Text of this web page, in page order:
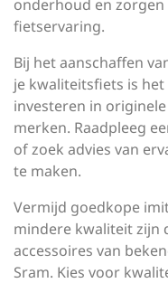
onderhoud en zorgen
fietservaring.
Bij het aanschaffen
je kwaliteitsfiets is
investeren in
merken. Raadpleeg
of zoek advies van
te maken.
Vermijd goedkope
mindere kwaliteit zijn
accessoires van
Sram. Kies voor